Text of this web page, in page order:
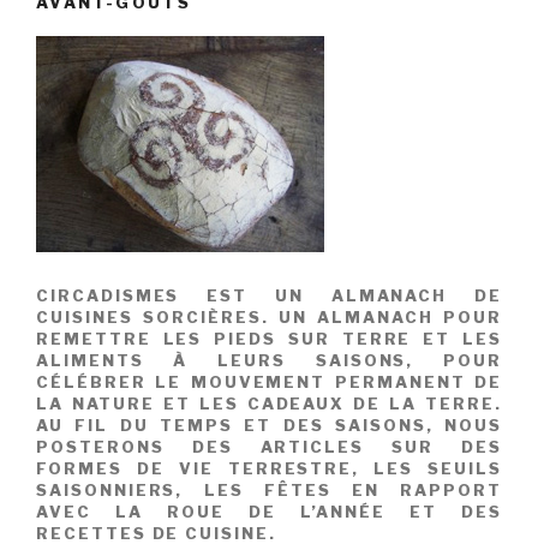
CIRCADISMES EST UN ALMANACH DE
CUISINES SORCIÈRES. UN ALMANACH POUR
REMETTRE LES PIEDS SUR TERRE ET LES
ALIMENTS À LEURS SAISONS, POUR
CÉLÉBRER LE MOUVEMENT PERMANENT DE
LA NATURE ET LES CADEAUX DE LA TERRE.
AU FIL DU TEMPS ET DES SAISONS, NOUS
POSTERONS DES ARTICLES SUR DES
FORMES DE VIE TERRESTRE, LES SEUILS
SAISONNIERS, LES FÊTES EN RAPPORT
AVEC LA ROUE DE L’ANNÉE ET DES
RECETTES DE CUISINE.